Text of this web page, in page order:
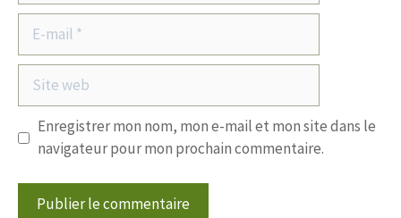
mail
Site
web
Enregistrer mon nom, mon e-mail et mon site dans le
navigateur pour mon prochain commentaire.